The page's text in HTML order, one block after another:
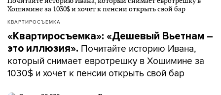
КВАРТИРОСЪЕМКА
«Квартиросъемка»: «Дешевый Вьетнам –
это иллюзия». Почитайте историю Ивана,
который снимает евротрешку в Хошимине за
1030$ и хочет к пенсии открыть свой бар